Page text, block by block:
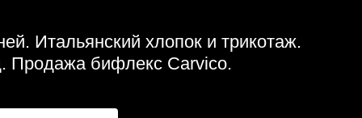
Итальянский хлопок и трикотаж.
Продажа бифлекс Carvico.